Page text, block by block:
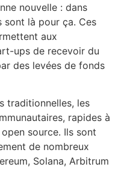
nouvelle : dans
sont là pour ça. Ces
aux
ups de recevoir du
des levées de fonds
traditionnelles, les
rapides à
source. Ils sont
de nombreux
Solana, Arbitrum